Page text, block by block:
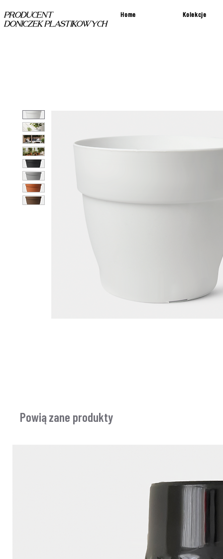
Home Kolekcje
PRODUCENT
DONICZEK PLASTIKOWYCH
Powiązane produkty